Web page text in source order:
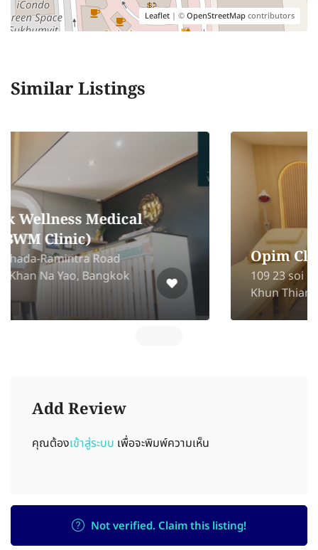
Leaflet | ©OpenStreetMapcontributors
Similar Listings
Opim Clinic
109 23 soi 62 Samae Dam, Bang
Khun Thian, Bangkok 10150
Add Review
คุณต้องเข้าสู่ระบบ เพื่อจะพิมพ์ความเห็น
Not verified. Claim this listing!